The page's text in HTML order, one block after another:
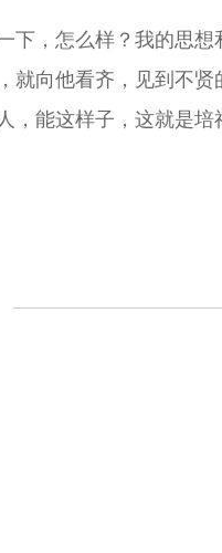
下，怎么样？我的思
向他看齐，见到不贤
，能这样子，这就是